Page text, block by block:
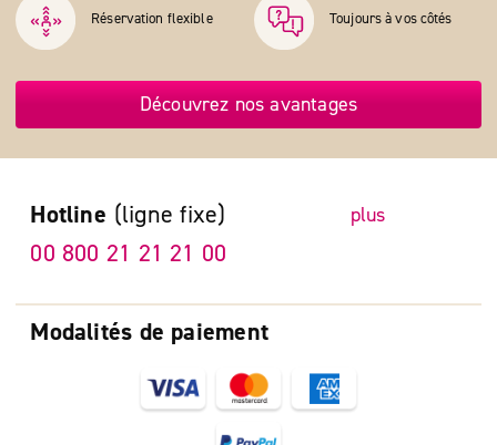
Réservation flexible Toujours à vos côtés
Découvrez nos avantages
Modalités de paiement
Hotline (ligne fixe) plus
00 800 21 21 21 00